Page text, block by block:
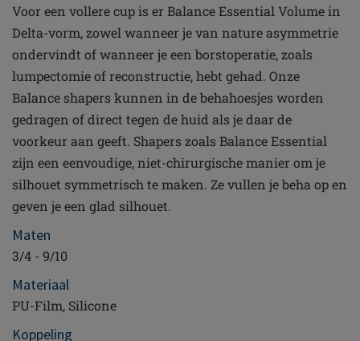
Voor een vollere cup is er Balance Essential Volume in
Delta-vorm, zowel wanneer je van nature asymmetrie
ondervindt of wanneer je een borstoperatie, zoals
lumpectomie of reconstructie, hebt gehad. Onze
Balance shapers kunnen in de behahoesjes worden
gedragen of direct tegen de huid als je daar de
voorkeur aan geeft. Shapers zoals Balance Essential
zijn een eenvoudige, niet-chirurgische manier om je
silhouet symmetrisch te maken. Ze vullen je beha op en
geven je een glad silhouet.
Maten
3/4 - 9/10
Materiaal
PU-Film, Silicone
Koppeling